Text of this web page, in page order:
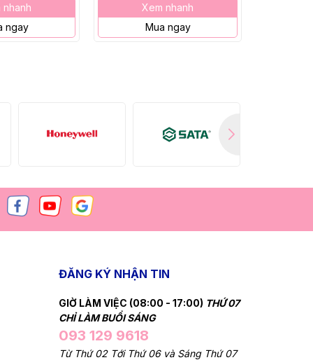
nhanh
ngay
Xem nhanh
Mua ngay
ĐĂNG KÝ NHẬN TIN
GIỜ LÀM VIỆC (08:00 - 17:00) THỨ 07
CHỈ LÀM BUỔI SÁNG
093 129 9618
Từ Thứ 02 Tới Thứ 06 và Sáng Thứ 07